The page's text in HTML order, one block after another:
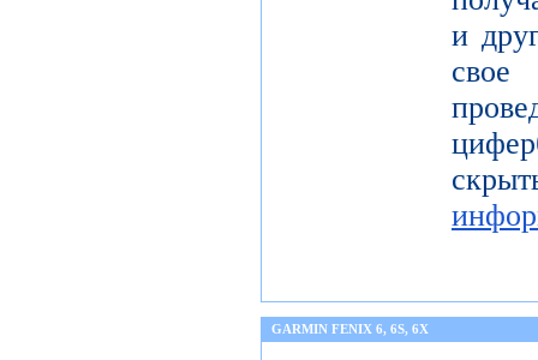
и
GARMIN FENIX 6, 6S, 6X